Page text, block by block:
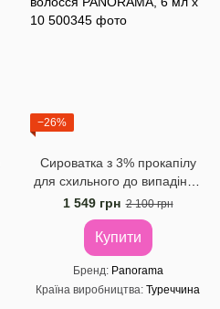
−26%
Сироватка з 3% прокапілу
для схильного до випадіння
волосся PANORAMA, 6 мл х
10
1 549 грн 2 100 грн
Купити
Бренд
Panorama
Країна виробництва Туреччина